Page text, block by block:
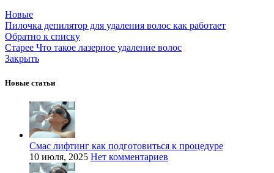
Новые
Пилочка депилятор для удаления волос как работает
Обратно к списку
Старее Что такое лазерное удаление волос
Закрыть
Новые статьи
Смас лифтинг как подготовиться к процедуре
10 июля, 2025 Нет комментариев